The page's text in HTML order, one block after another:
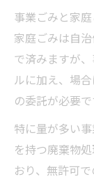
事業ごみと家
家庭ごみは自
で済みますが
ルに加え、場
の委託が必要で
特に量が多い
を持つ廃棄物
おり、無許可